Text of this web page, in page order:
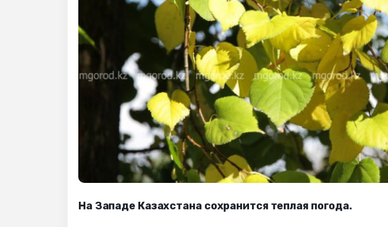
На Западе Казахстана сохранится теплая погода.